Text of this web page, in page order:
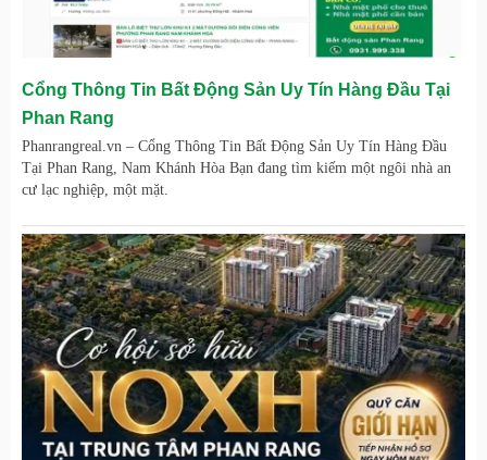
Cổng Thông Tin Bất Động Sản Uy Tín Hàng Đầu Tại
Phan Rang
Phanrangreal.vn – Cổng Thông Tin Bất Động Sản Uy Tín Hàng Đầu
Tại Phan Rang, Nam Khánh Hòa Bạn đang tìm kiếm một ngôi nhà an
cư lạc nghiệp, một mặt.